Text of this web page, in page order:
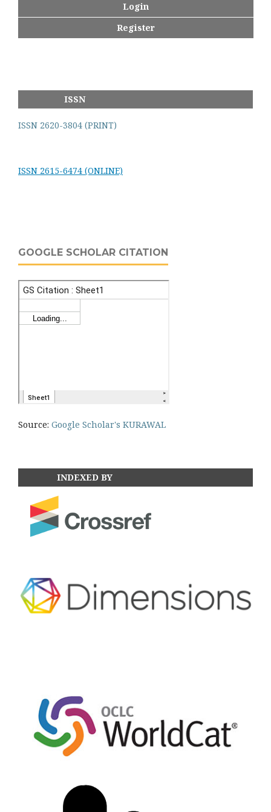
Login
Register
ISSN
ISSN 2620-3804 (PRINT)
ISSN 2615-6474 (ONLINE)
GOOGLE SCHOLAR CITATION
Source: Google Scholar's KURAWAL
INDEXED BY